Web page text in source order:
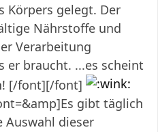
Körpers gelegt. Der
Nährstoffe und
Verarbeitung
er braucht. ...es scheint
[/font][/font]
gibt täglich
Auswahl dieser